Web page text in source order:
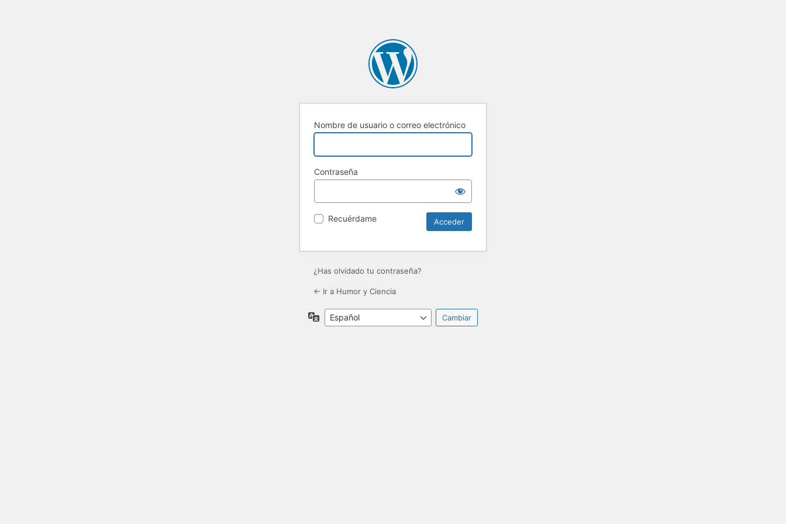
Nombre de usuario o correo electrónico
Contraseña
Recuérdame
¿Has olvidado tu contraseña?
← Ir a Humor y Ciencia
Idioma